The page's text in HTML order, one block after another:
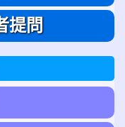
提問